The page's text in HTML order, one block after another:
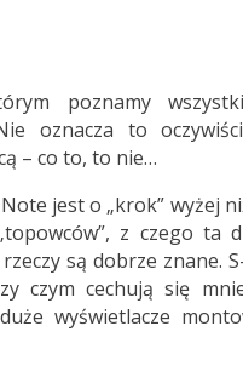
poznamy
oznacza to
– co to, to nie…
jest o „krok” wyżej
z czego ta
są dobrze znane.
czym cechują się
wyświetlacze